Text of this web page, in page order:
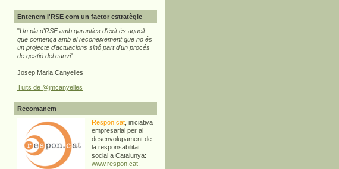
Entenem l'RSE com un factor estratègic
"Un pla d'RSE amb garanties d'èxit és aquell
que comença amb el reconeixement que no és
un projecte d'actuacions sinó part d'un procés
de gestió del canvi"
Josep Maria Canyelles
Tuits de @jmcanyelles
Recomanem
Respon.cat , iniciativa
empresarial per al
desenvolupament de
la responsabilitat
social a Catalunya:
www.respon.cat.